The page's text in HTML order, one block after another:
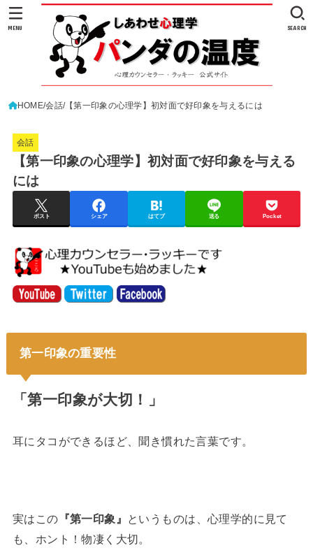
SEARCH
MENU
HOME 会話 【第一印象の心理学】初対面で好印象を与えるには
会話
【第一印象の心理学】初対面で好印象を与える
には
ポスト シェア はてブ 送る Pocket
第一印象の重要性
「第一印象が大切！」
耳にタコができるほど、聞き慣れた言葉です。
実はこの 『第一印象』
というものは、心理学的に見て
も、ホント！物凄く大切。